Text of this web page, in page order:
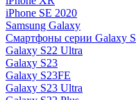
iPhone SE 2020
Samsung Galaxy
Смартфоны серии Galaxy S
Galaxy S22 Ultra
Galaxy S23
Galaxy S23FE
Galaxy S23 Ultra